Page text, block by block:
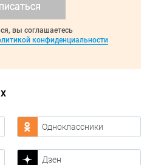
вы соглашаетесь
конфиденциальности
Одноклассники
Дзен